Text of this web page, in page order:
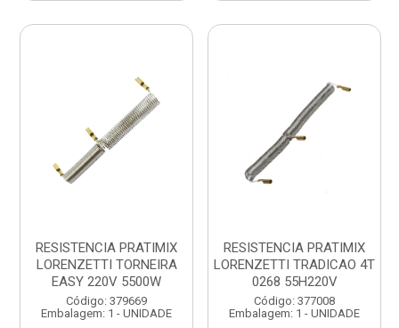
RESISTENCIA PRATIMIX
LORENZETTI TORNEIRA
EASY 220V 5500W
Código: 379669
Embalagem: 1 - UNIDADE
RESISTENCIA PRATIMIX
LORENZETTI TRADICAO 4T
0268 55H220V
Código: 377008
Embalagem: 1 - UNIDADE